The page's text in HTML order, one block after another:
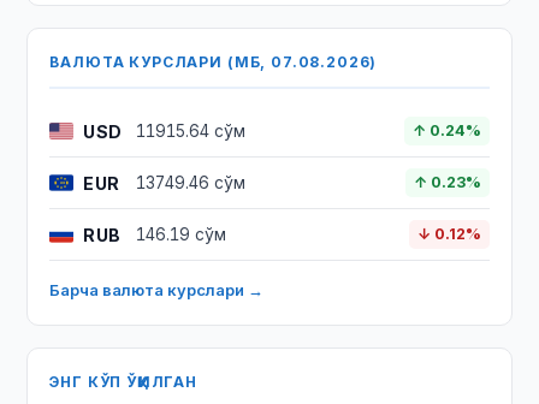
ВАЛЮТА КУРСЛАРИ (МБ, 07.08.2026)
USD 11915.64 сўм ↑ 0.24%
EUR 13749.46 сўм ↑ 0.23%
RUB 146.19 сўм ↓ 0.12%
Барча валюта курслари →
ЭНГ КЎП ЎҚИЛГАН